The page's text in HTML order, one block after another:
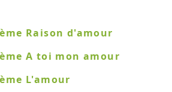
Raison d'amour
A toi mon amour
L'amour